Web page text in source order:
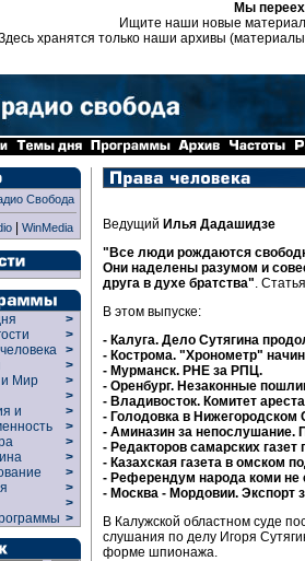
Мы
Ищите наши новые
хранятся только наши архивы
Свобода
| WinMedia
>
>
>
>
Мир
>
>
и
>
>
>
>
>
>
>
>
Ведущий Илья Дадашидзе
"Все люди рождаются
Они наделены разумом и
друга в духе братства".
В этом выпуске:
- Калуга. Дело Сутягина
- Кострома. "Хронометр"
- Мурманск. РНЕ за РПЦ.
- Оренбург. Незаконные
- Владивосток. Комитет
- Голодовка в
- Аминазин за непослушание.
- Редакторов самарских газет
- Казахская газета в омском
- Референдум народа коми не
- Москва - Мордовии. Экспорт
В Калужской областном суде
слушания по делу Игоря
форме шпионажа.